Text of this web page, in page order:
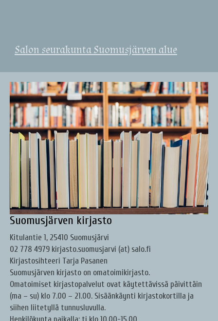
Salon seurakunta Suomusjärven alue
Suomusjärven kirjasto
Kitulantie 1, 25410 Suomusjärvi
02 778 4979 kirjasto.suomusjarvi (at) salo.fi
Kirjastosihteeri Tarja Pasanen
Suomusjärven kirjasto on omatoimikirjasto.
Omatoimiset kirjastopalvelut ovat käytettävissä päivittäin
(ma – su) klo 7.00 – 21.00. Sisäänkäynti kirjastokortilla ja
siihen liitetyllä tunnusluvulla.
Henkilökunta paikalla: ti klo 10.00-15.00